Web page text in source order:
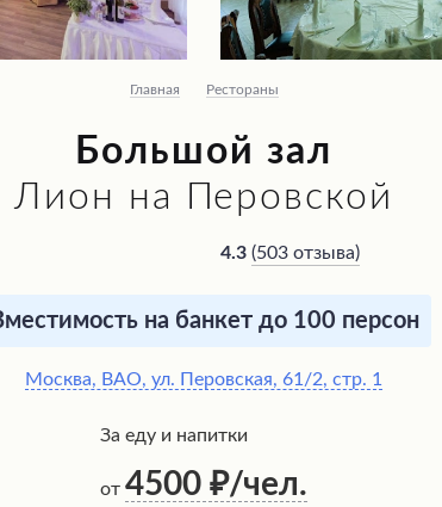
Главная Рестораны
Большой зал
Лион на Перовской
4.3 (503 отзыва)
на банкет до 100 персон
Москва, ВАО, ул. Перовская, 61/2, стр. 1
За еду и напитки
от 4500 /чел.